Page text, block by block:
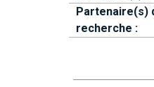
Partenaire(s)
recherche :